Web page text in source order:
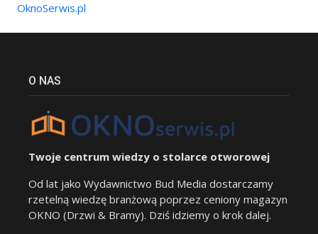
OknoSerwis.pl
O NAS
Twoje centrum wiedzy o stolarce otworowej
Od lat jako Wydawnictwo Bud Media dostarczamy
rzetelną wiedzę branżową poprzez ceniony magazyn
OKNO (Drzwi & Bramy). Dziś idziemy o krok dalej.